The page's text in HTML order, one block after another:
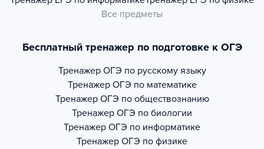
Все предметы
Бесплатный тренажер по подготовке к ОГЭ
Тренажер ОГЭ по русскому языку
Тренажер ОГЭ по математике
Тренажер ОГЭ по обществознанию
Тренажер ОГЭ по биологии
Тренажер ОГЭ по информатике
Тренажер ОГЭ по физике